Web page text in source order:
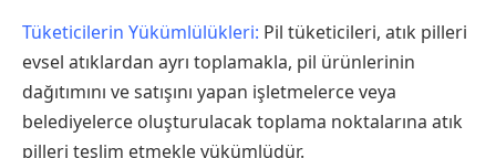
Tüketicilerin Yükümlülükleri: Pil tüketicileri, atık pilleri
evsel atıklardan ayrı toplamakla, pil ürünlerinin
dağıtımını ve satışını yapan işletmelerce veya
belediyelerce oluşturulacak toplama noktalarına atık
pilleri teslim etmekle yükümlüdür.